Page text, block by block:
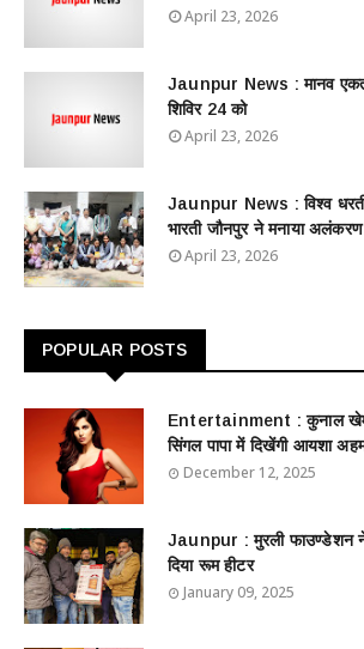
April 23, 2026
Jaunpur News : ​मानव
शिविर 24 को
April 23, 2026
Jaunpur News : विश्व
भारती जौनपुर ने मनाया
April 23, 2026
POPULAR POSTS
Entertainment : ​​​​कुनाल
सिंगल पापा में दिखेंगी आयशा
December 12, 2025
Jaunpur : ​मुरली फाउण्डेशन ने
दिया रूम हीटर
January 09, 2025